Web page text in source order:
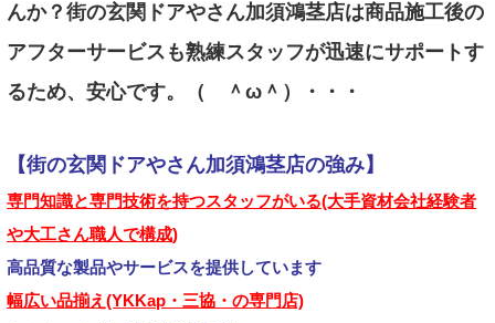
んか？街の玄関ドアやさん加須鴻茎店は商品施工後の
アフターサービスも熟練スタッフが迅速にサポートす
るため、安心です。（ ＾ω＾）・・・
【街の玄関ドアやさん加須鴻茎店の強み】
専門知識と専門技術を持つスタッフがいる(大手資材会社経験者
や大工さん職人で構成)
高品質な製品やサービスを提供しています
幅広い品揃え(YKKap・三協・の専門店)